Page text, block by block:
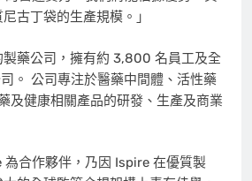
古丁袋的生產規模。」
藥公司，擁有約 3,800 名員工及全
。 公司專注於醫藥中間體、活性藥
及健康相關產品的研發、生產及商業
合作夥伴，乃因 Ispire 在優質製